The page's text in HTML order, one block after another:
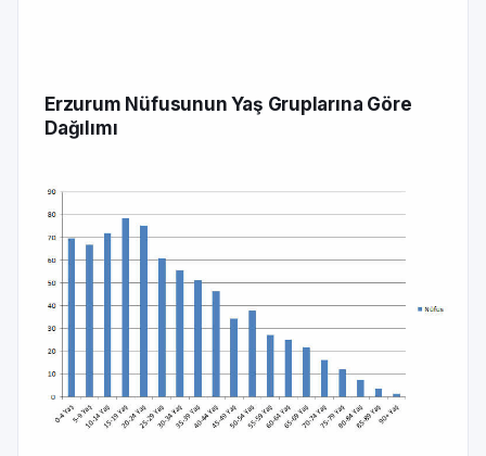
Erzurum Nüfusunun Yaş Gruplarına Göre
Dağılımı